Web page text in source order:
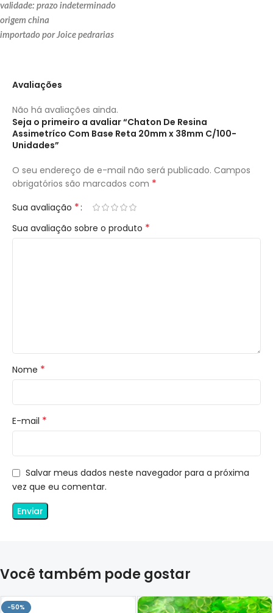
validade: prazo indeterminado
origem china
importado por Joice pedrarias
Avaliações
Não há avaliações ainda.
Seja o primeiro a avaliar “Chaton De Resina
Assimetríco Com Base Reta 20mm x 38mm C/100-
Unidades”
O seu endereço de e-mail não será publicado. Campos
obrigatórios são marcados com *
Sua avaliação *
Sua avaliação sobre o produto *
Nome *
E-mail *
Salvar meus dados neste navegador para a próxima
vez que eu comentar.
Você também pode gostar
-50%